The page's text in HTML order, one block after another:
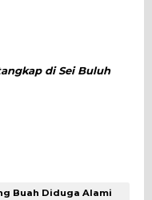
di Sei Buluh
Buah Diduga Alami